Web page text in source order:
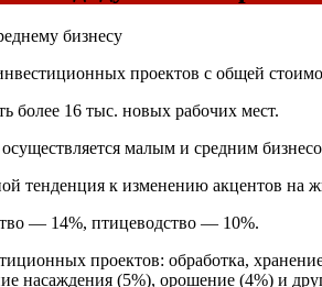
бизнесу
проектов с общей
более 16 тыс. новых рабочих мест.
малым и средним
тенденция к изменению акцентов на
— 14%, птицеводство — 10%.
проектов: обработка,
насаждения (5%), орошение (4%) и